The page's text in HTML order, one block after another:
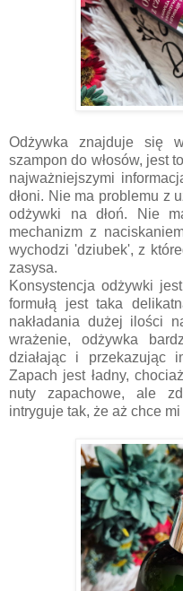
Odżywka znajduje się
szampon do włosów, jest
najważniejszymi
dłoni. Nie ma problemu z
odżywki na dłoń. Nie
mechanizm z
wychodzi 'dziubek', z
zasysa.
Konsystencja odżywki
formułą jest taka
nakładania dużej ilości
wrażenie, odżywka
działając i przekazując
Zapach jest ładny,
nuty zapachowe, ale
intryguje tak, że aż chce